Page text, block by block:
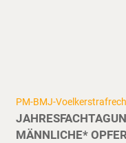
PM-BMJ-
MÄNNLICHE*